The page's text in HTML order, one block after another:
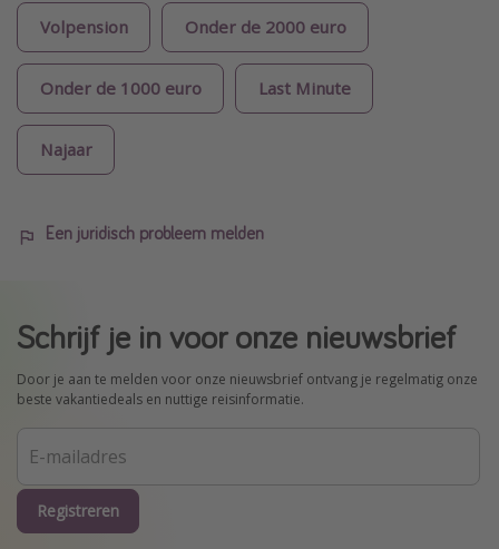
Volpension Onder de 2000 euro
Onder de 1000 euro Last Minute
Najaar
Een juridisch probleem melden
Schrijf je in voor onze nieuwsbrief
Door je aan te melden voor onze nieuwsbrief ontvang je regelmatig onze
beste vakantiedeals en nuttige reisinformatie.
Registreren